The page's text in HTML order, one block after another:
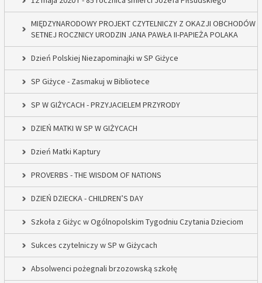
MIĘDZYNARODOWY PROJEKT CZYTELNICZY Z OKAZJI OBCHODÓW
SETNEJ ROCZNICY URODZIN JANA PAWŁA II-PAPIEŻA POLAKA
Dzień Polskiej Niezapominajki w SP Giżyce
SP Giżyce - Zasmakuj w Bibliotece
SP W GIŻYCACH - PRZYJACIELEM PRZYRODY
DZIEŃ MATKI W SP W GIŻYCACH
Dzień Matki Kaptury
PROVERBS - THE WISDOM OF NATIONS
DZIEŃ DZIECKA - CHILDREN’S DAY
Szkoła z Giżyc w Ogólnopolskim Tygodniu Czytania Dzieciom
Sukces czytelniczy w SP w Giżycach
Absolwenci pożegnali brzozowską szkołę